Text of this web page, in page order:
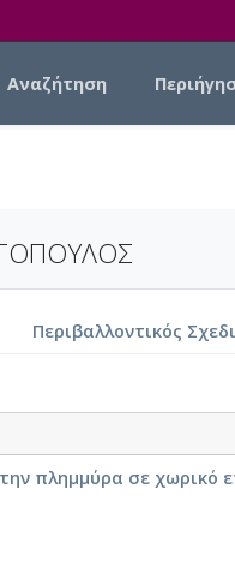
Αναζήτηση
Περιβαλλοντικός
πλημμύρα σε χωρικό